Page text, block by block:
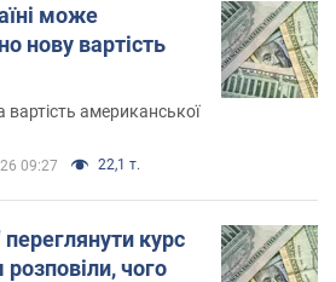
може
нову вартість
американської
09:27 22,1 т.
курс
чого